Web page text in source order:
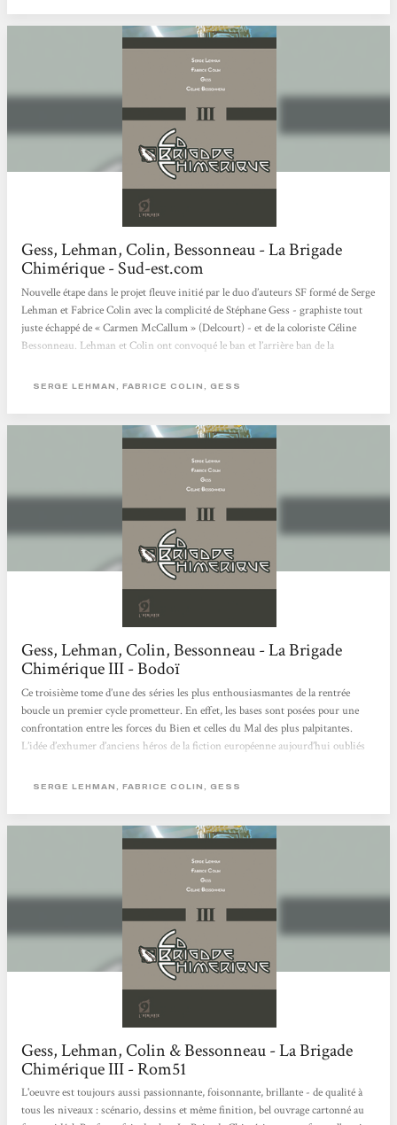
mieux se fondre dans cet univers....
Gess, Lehman, Colin, Bessonneau - La Brigade
Chimérique - Sud-est.com
Nouvelle étape dans le projet fleuve initié par le duo d’auteurs SF formé de Serge
Lehman et Fabrice Colin avec la complicité de Stéphane Gess - graphiste tout
juste échappé de « Carmen McCallum » (Delcourt) - et de la coloriste Céline
Bessonneau. Lehman et Colin ont convoqué le ban et l’arrière ban de la
extrêmement référencé mais jamais empesé, sous une forme empruntant tant
SERGE LEHMAN, FABRICE COLIN, GESS
Gess, Lehman, Colin, Bessonneau - La Brigade
Chimérique III - Bodoï
Ce troisième tome d’une des séries les plus enthousiasmantes de la rentrée
boucle un premier cycle prometteur. En effet, les bases sont posées pour une
confrontation entre les forces du Bien et celles du Mal des plus palpitantes.
L’idée d’exhumer d’anciens héros de la fiction européenne aujourd’hui oubliés
envier à celle développée par la bande dessinée américaine. Et mélanger ces
SERGE LEHMAN, FABRICE COLIN, GESS
Gess, Lehman, Colin & Bessonneau - La Brigade
Chimérique III - Rom51
L'oeuvre est toujours aussi passionnante, foisonnante, brillante - de qualité à
tous les niveaux : scénario, dessins et même finition, bel ouvrage cartonné au